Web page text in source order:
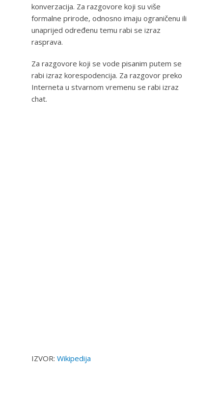
konverzacija. Za razgovore koji su više
formalne prirode, odnosno imaju ograničenu ili
unaprijed određenu temu rabi se izraz
rasprava.
Za razgovore koji se vode pisanim putem se
rabi izraz korespodencija. Za razgovor preko
Interneta u stvarnom vremenu se rabi izraz
chat.
IZVOR: Wikipedija